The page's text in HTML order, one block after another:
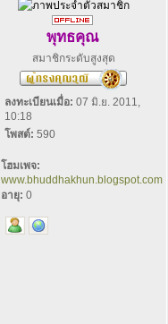
พุทธคุณ
สมาชิกระดับสูงสุด
ลงทะเบียนเมื่อ: 07 มิ.ย. 2011,
10:18
โพสต์: 590
โฮมเพจ:
www.bhuddhakhun.blogspot.com
อายุ: 0